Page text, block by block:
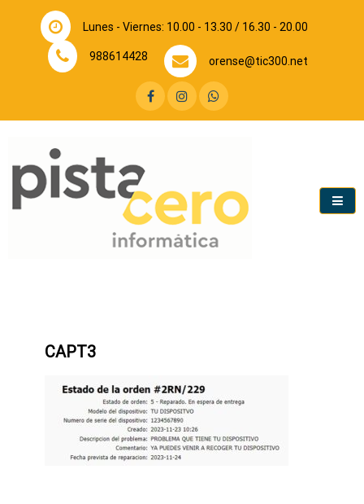
Lunes - Viernes: 10.00 - 13.30 / 16.30 - 20.00
988614428 orense@tic300.net
CAPT3